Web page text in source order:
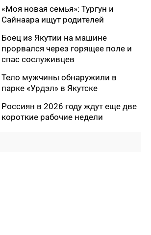
Автодорогу «Анабар» в Якутии
перекрыли из-за лесного
пожара
Новая платформа ЕР поможет
ветеранам СВО найти работу
В Усть-Майском районе
ликвидировали лесной пожар
на 13 гектарах
Якутяне рассказали, что
считают главным подарком в
«Моя новая семья»: Тургун и
Сайнаара ищут родителей
Боец из Якутии на машине
прорвался через горящее поле и
спас сослуживцев
Тело мужчины обнаружили в
парке «Урдэл» в Якутске
Россиян в 2026 году ждут еще две
короткие рабочие недели